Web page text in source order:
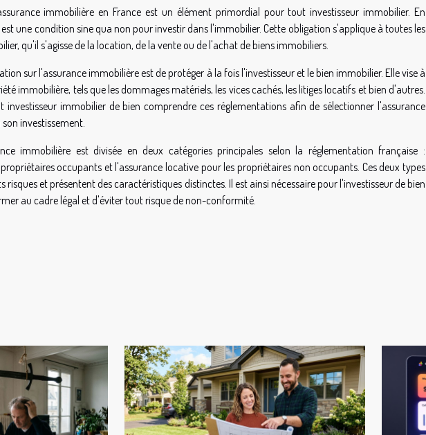
immobilière en France est un élément primordial pour tout investisseur immobilier. En
une condition sine qua non pour investir dans l'immobilier. Cette obligation s'applique à toutes les
qu'il s'agisse de la location, de la vente ou de l'achat de biens immobiliers.
sur l'assurance immobilière est de protéger à la fois l'investisseur et le bien immobilier. Elle vise à
immobilière, tels que les dommages matériels, les vices cachés, les litiges locatifs et bien d'autres.
immobilier de bien comprendre ces réglementations afin de sélectionner l'assurance
investissement.
immobilière est divisée en deux catégories principales selon la réglementation française :
occupants et l'assurance locative pour les propriétaires non occupants. Ces deux types
et présentent des caractéristiques distinctes. Il est ainsi nécessaire pour l'investisseur de bien
au cadre légal et d'éviter tout risque de non-conformité.